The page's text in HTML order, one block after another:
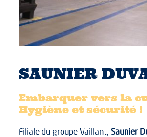
SAUNIER
Embarquer vers la
Hygiène et sécurité !
Filiale du groupe Vaillant, Saunier